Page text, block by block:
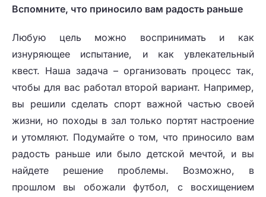
Вспомните, что приносило вам радость раньше
Любую цель можно воспринимать и как
изнуряющее испытание, и как увлекательный
квест. Наша задача – организовать процесс так,
чтобы для вас работал второй вариант. Например,
вы решили сделать спорт важной частью своей
жизни, но походы в зал только портят настроение
и утомляют. Подумайте о том, что приносило вам
радость раньше или было детской мечтой, и вы
найдете решение проблемы. Возможно, в
прошлом вы обожали футбол, с восхищением